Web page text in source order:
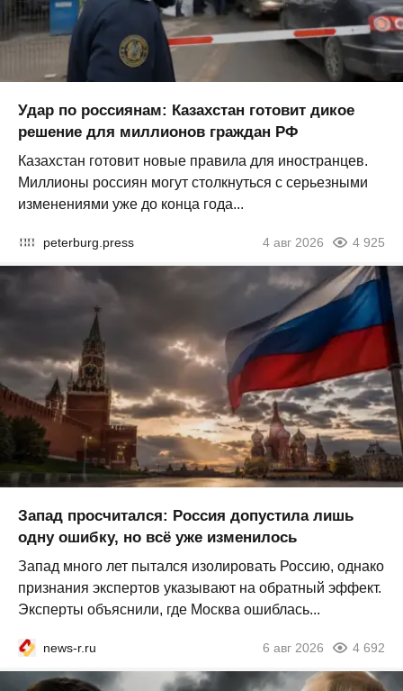
Удар по россиянам: Казахстан готовит дикое
решение для миллионов граждан РФ
Казахстан готовит новые правила для иностранцев.
Миллионы россиян могут столкнуться с серьезными
изменениями уже до конца года...
peterburg.press 4 авг 2026 4 925
Запад просчитался: Россия допустила лишь
одну ошибку, но всё уже изменилось
Запад много лет пытался изолировать Россию, однако
признания экспертов указывают на обратный эффект.
Эксперты объяснили, где Москва ошиблась...
news-r.ru 6 авг 2026 4 692